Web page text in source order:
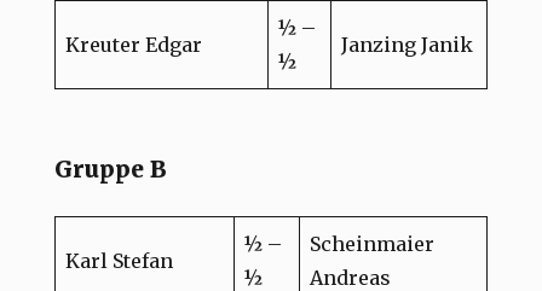
Kreuter Edgar
½ –
½
Janzing Janik
Gruppe B
Karl Stefan
½ –
½
Scheinmaier
Andreas